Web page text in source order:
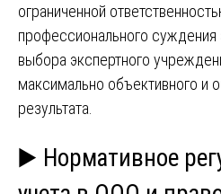
ограниченной
профессионального суждения
выбора экспертного
максимально объективного и
результата.
▶️ Нормативное